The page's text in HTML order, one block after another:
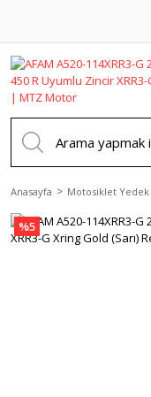
Anasayfa Motosiklet Yedek
%5